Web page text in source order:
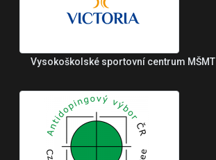
Vysokoškolské sportovní centrum MŠMT